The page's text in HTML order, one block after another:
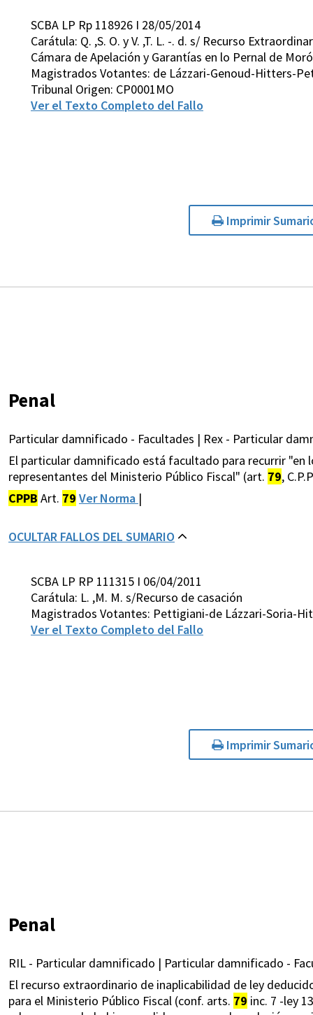
SCBA LP Rp 118926 I 28/05/2014
Carátula: Q. ,S. O. y V. ,T. L. -. d. s/ Recurso
Cámara de Apelación y Garantías en lo Pernal de
Magistrados Votantes: de Lázzari-Genoud-Hitters-
Tribunal Origen: CP0001MO
Ver el Texto Completo del Fallo
Imprimir
Penal
Particular damnificado - Facultades | Rex - Particular
El particular damnificado está facultado para recurrir "en
representantes del Ministerio Público Fiscal" (art. 79,
CPPB Art. 79 Ver Norma |
OCULTAR FALLOS DEL SUMARIO
SCBA LP RP 111315 I 06/04/2011
Carátula: L. ,M. M. s/Recurso de casación
Magistrados Votantes: Pettigiani-de Lázzari-Soria-
Ver el Texto Completo del Fallo
Imprimir
Penal
RIL - Particular damnificado | Particular damnificado -
El recurso extraordinario de inaplicabilidad de ley
para el Ministerio Público Fiscal (conf. arts. 79 inc. 7 -ley